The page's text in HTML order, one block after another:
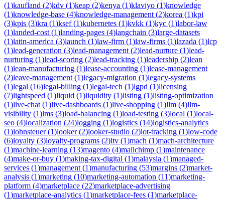
(1)kaufland (2)kdv (1)keap (2)kenya (1)klaviyo (1)knowledge
(1)knowledge-base (4)knowledge-management (2)korea (1)kpi
(3)kpis (3)kra (1)ksef(1)kubernetes (1)kvkk (1)kyc (1)labor-law
(1)landed-cost (1)landing-pages (4)langchain (3)large-datasets
(1)latin-america (3)launch (1)law-firm (1)law-firms (1)lazada (1)lcp
(1)lead-generation (3)lead-management (2)lead-nurture (1)lead-
nurturing (1)lead-scoring (2)lead-tracking (1)leadership (2)lean
(1)lean-manufacturing (1)lease-accounting (1)lease-management
(2)leave-management (1)legacy-migration (1)legacy-systems
(1)legal (16)legal-billing (1)legal-tech (1)lgpd (1)licensing
(7)lightspeed (1)liquid (1)liquidity (1)listing (1)listing-optimization
(1)live-chat (1)live-dashboards (1)live-shopping (1)llm (4)llm-
visibility (1)lms (3)load-balancing (1)load-testing (3)local (1)local-
seo (4)localization (24)logging (1)logistics (14)logistics-analytics
(1)lohnsteuer(1)looker(2)looker-studio (2)lot-tracking (1)low-code
(6)loyalty (3)loyalty-programs (2)ltv (1)mach (1)mach-architecture
(1)machine-learning (13)magento (4)mailchimp (1)maintenance
(4)make-or-buy (1)making-tax-digital (1)malaysia (1)managed-
services (1)management (1)manufacturing (53)margins (2)market-
analysis (1)marketing (10)marketing-automation (11)marketing-
platform (4)marketplace (22)marketplace-advertising
(1)marketplace-analytics (1)marketplace-fees (1)marketplace-